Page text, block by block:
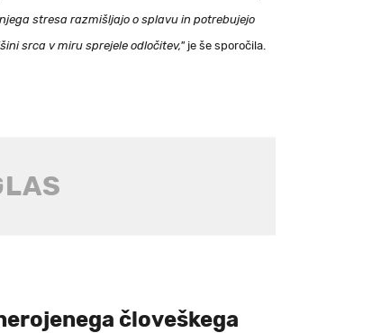
stresa razmišljajo o splavu in potrebujejo
srca v miru sprejele odločitev," je še sporočila.
človeškega